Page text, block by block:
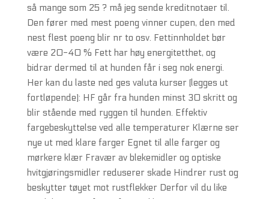
så mange som 25 ? må jeg sende kreditnotaer til.
Den fører med mest poeng vinner cupen, den med
nest flest poeng blir nr to osv. Fettinnholdet bør
være 20-40 % Fett har høy energitetthet, og
bidrar dermed til at hunden får i seg nok energi.
Her kan du laste ned ges valuta kurser (legges ut
fortløpende): HF går fra hunden minst 30 skritt og
blir stående med ryggen til hunden. Effektiv
fargebeskyttelse ved alle temperaturer Klærne ser
nye ut med klare farger Egnet til alle farger og
mørkere klær Fravær av blekemidler og optiske
hvitgjøringsmidler reduserer skade Hindrer rust og
beskytter tøyet mot rustflekker Derfor vil du like